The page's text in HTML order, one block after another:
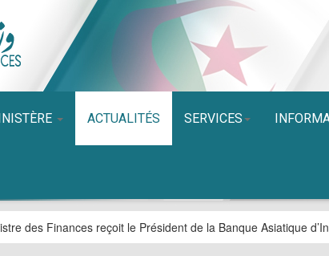
ACTUALITÉS SERVICES
des Finances reçoit le Président de la Banque Asiatique